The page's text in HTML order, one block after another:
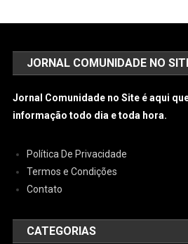
JORNAL COMUNIDADE NO
Jornal Comunidade no Site é aqui
informação todo dia e toda hora.
Política De Privacidade
Termos e Condições
Contato
CATEGORIAS